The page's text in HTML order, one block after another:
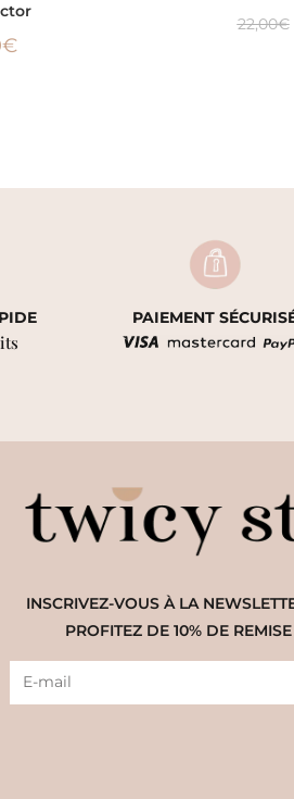
€
22,00€
PAIEMENT
INSCRIVEZ-VOUS À LA
PROFITEZ DE 10% DE REMISE